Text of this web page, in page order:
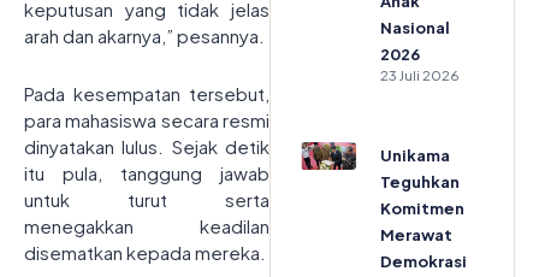
keputusan yang tidak jelas
arah dan akarnya,” pesannya.
Pada kesempatan tersebut,
para mahasiswa secara resmi
dinyatakan lulus. Sejak detik
itu pula, tanggung jawab
untuk turut serta
menegakkan keadilan
disematkan kepada mereka.
Nasional
2026
23 Juli 2026
Unikama
Teguhkan
Komitmen
Merawat
Demokrasi